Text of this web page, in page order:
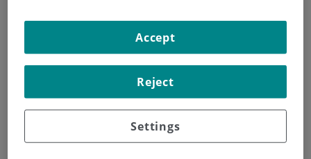
FORMACIÓN Y EMPLEO
|PLAN DE FORMACIÓN
II CICLO: CHARLAS DE JÓVENES INVESTIGADORES |
PONENTE: JAIRO LUMPUY CASTILLO
|
PONENTE: JESÚS FRUTOS DÍAZ ALEJO
Settings
Reject
Accept